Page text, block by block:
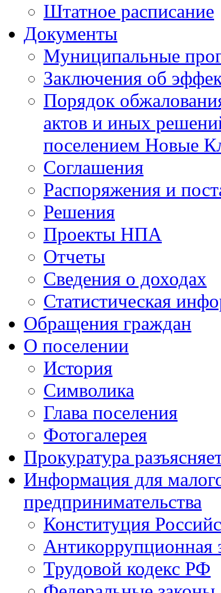
Штатное расписание
Документы
Муниципальные
Заключения об
Порядок
актов и иных
поселением Новые
Соглашения
Распоряжения и
Решения
Проекты НПА
Отчеты
Сведения о доходах
Статистическая
Обращения граждан
О поселении
История
Символика
Глава поселения
Фотогалерея
Прокуратура
Информация для
предпринимательства
Конституция
Антикоррупционная
Трудовой кодекс РФ